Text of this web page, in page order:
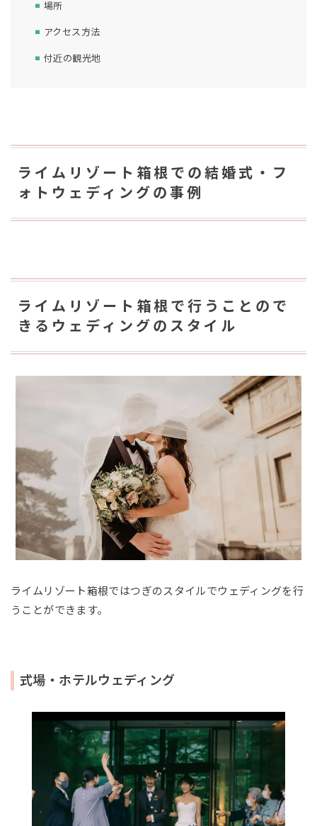
場所
アクセス方法
付近の観光地
ライムリゾート箱根での結婚式・フ
ォトウェディングの事例
ライムリゾート箱根で行うことので
きるウェディングのスタイル
ライムリゾート箱根ではつぎのスタイルでウェディングを行
うことができます。
式場・ホテルウェディング